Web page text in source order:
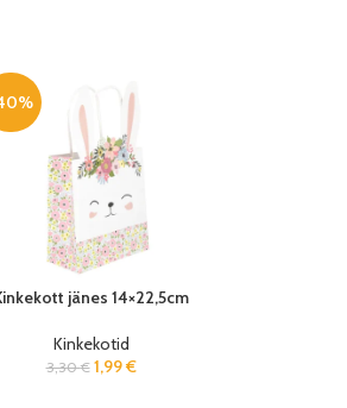
jänes 14×22,5cm
Kinkekotid
3,30€ 1,99€